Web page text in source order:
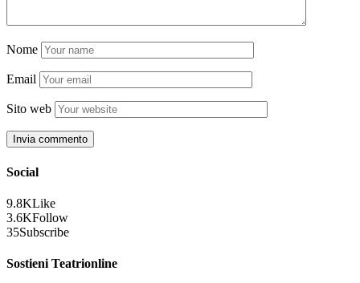
Nome
Email
Sito web
Social
9.8KLike
3.6KFollow
35Subscribe
Sostieni Teatrionline